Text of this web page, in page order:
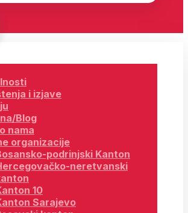
i izjave
Blog
nama
organizacije
podrinjski Kanton
neretvanski
10
Sarajevo